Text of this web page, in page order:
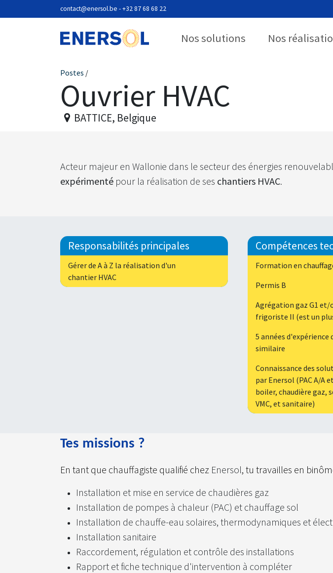
Se rendre au contenucontact@enersol.be - +32 87 68 68 22
Nos solutions Nos
Postes /
Ouvrier HVAC
BATTICE, Belgique
Acteur majeur en Wallonie dans le secteur des énergies
expérimenté pour la réalisation de ses chantiers HVAC.
Responsabilités principales
Gérer de A à Z la réalisation d'un
chantier HVAC
Compétences
Formation en
Permis B
Agrégation gaz G1 et/
frigoriste II (est un
5 années
similaire
Connaissance des
par Enersol (PAC A/A
boiler, chaudière gaz,
VMC, et sanitaire)
Tes missions ?
En tant que chauffagiste qualifié chez Enersol​, tu travailles en
Installation et mise en service de chaudières gaz
Installation de pompes à chaleur (PAC) et chauffage sol
Installation de chauffe-eau solaires, thermodynamiques et
Installation sanitaire
Raccordement, régulation et contrôle des installations
Rapport et fiche technique d'intervention à compléter